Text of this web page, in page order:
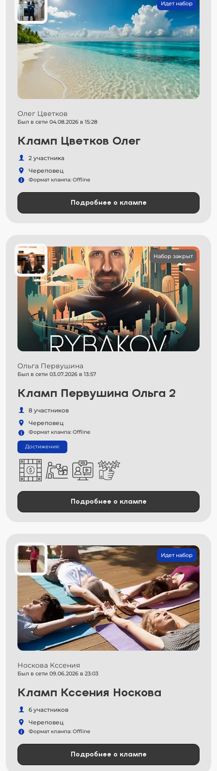
Идет набор
Олег Цветков
Был в сети 04.08.2026 в 15:28
Кламп Цветков Олег
2 участника
Череповец
Формат клампа: Offline
Подробнее о клампе
Набор закрыт
Ольга Первушина
Был в сети 03.07.2026 в 13:57
Кламп Первушина Ольга 2
8 участников
Череповец
Формат клампа: Offline
Достижения:
Подробнее о клампе
Идет набор
Носкова Кссения
Был в сети 09.06.2026 в 23:03
Кламп Кссения Носкова
6 участников
Череповец
Формат клампа: Offline
Подробнее о клампе